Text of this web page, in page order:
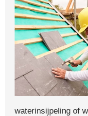
waterinsijpeling of